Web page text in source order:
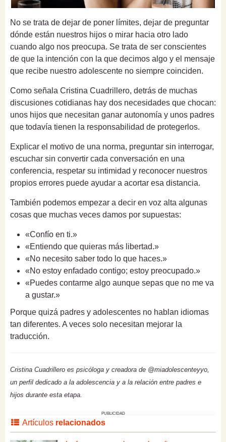
No se trata de dejar de poner límites, dejar de preguntar
dónde están nuestros hijos o mirar hacia otro lado
cuando algo nos preocupa. Se trata de ser conscientes
de que la intención con la que decimos algo y el mensaje
que recibe nuestro adolescente no siempre coinciden.
Como señala Cristina Cuadrillero, detrás de muchas
discusiones cotidianas hay dos necesidades que chocan:
unos hijos que necesitan ganar autonomía y unos padres
que todavía tienen la responsabilidad de protegerlos.
Explicar el motivo de una norma, preguntar sin interrogar,
escuchar sin convertir cada conversación en una
conferencia, respetar su intimidad y reconocer nuestros
propios errores puede ayudar a acortar esa distancia.
También podemos empezar a decir en voz alta algunas
cosas que muchas veces damos por supuestas:
«Confío en ti.»
«Entiendo que quieras más libertad.»
«No necesito saber todo lo que haces.»
«No estoy enfadado contigo; estoy preocupado.»
«Puedes contarme algo aunque sepas que no me va
a gustar.»
Porque quizá padres y adolescentes no hablan idiomas
tan diferentes. A veces solo necesitan mejorar la
traducción.
Cristina Cuadrillero es psicóloga y creadora de @miadolescenteyyo,
un perfil dedicado a la adolescencia y a la relación entre padres e
hijos durante esta etapa.
PUBLICIDAD
Artículos relacionados